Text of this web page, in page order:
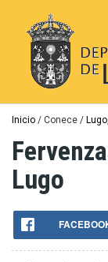
contido
principal
Miga
de
pan
Inicio Conece
Lugo